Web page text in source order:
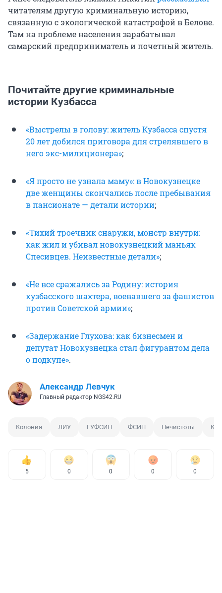
читателям другую криминальную историю,
связанную с экологической катастрофой в Белове.
Там на проблеме населения зарабатывал
самарский предприниматель и почетный житель.
Почитайте другие криминальные
истории Кузбасса
«Выстрелы в голову: житель Кузбасса спустя
20 лет добился приговора для стрелявшего в
него экс-милиционера»;
«Я просто не узнала маму»: в Новокузнецке
две женщины скончались после пребывания
в пансионате — детали истории;
«Тихий троечник снаружи, монстр внутри:
как жил и убивал новокузнецкий маньяк
Спесивцев. Неизвестные детали»;
«Не все сражались за Родину: история
кузбасского шахтера, воевавшего за фашистов
против Советской армии»;
«Задержание Глухова: как бизнесмен и
депутат Новокузнецка стал фигурантом дела
о подкупе».
Александр Левчук
Главный редактор NGS42.RU
Колония ЛИУ ГУФСИН ФСИН Нечистоты
5 0 0 0 0